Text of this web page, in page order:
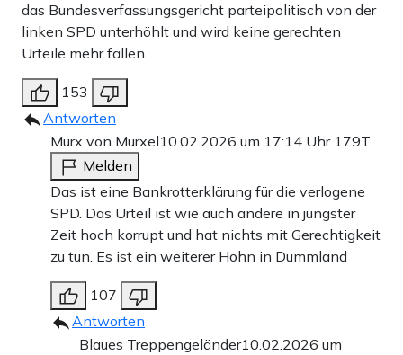
das Bundesverfassungsgericht parteipolitisch von der
linken SPD unterhöhlt und wird keine gerechten
Urteile mehr fällen.
153
Antworten
Murx von Murxel10.02.2026 um 17:14 Uhr 179T
Melden
Das ist eine Bankrotterklärung für die verlogene
SPD. Das Urteil ist wie auch andere in jüngster
Zeit hoch korrupt und hat nichts mit Gerechtigkeit
zu tun. Es ist ein weiterer Hohn in Dummland
107
Antworten
Blaues Treppengeländer10.02.2026 um